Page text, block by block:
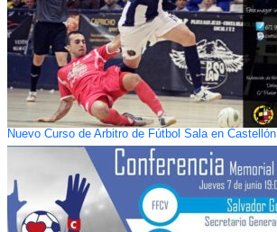
Nuevo Curso de Arbitro de Fútbol Sala en Castellón